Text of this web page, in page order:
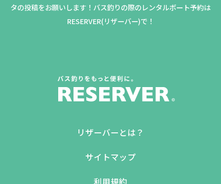
タの投稿をお願いします！バス釣りの際のレンタルボート予約は
RESERVER(リザーバー)で！
リザーバーとは？
サイトマップ
利用規約